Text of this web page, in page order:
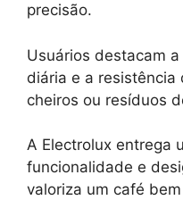
precisão.
Usuários destacam
diária e a resistência
cheiros ou resíduos
A Electrolux entrega
funcionalidade e
valoriza um café